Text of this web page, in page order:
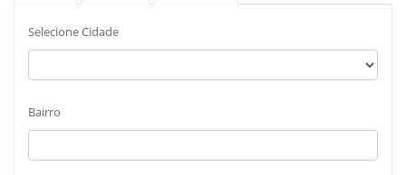
Selecione Cidade
Bairro